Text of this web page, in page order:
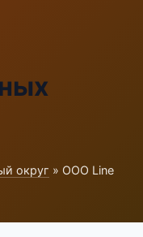
округ » ООО Line